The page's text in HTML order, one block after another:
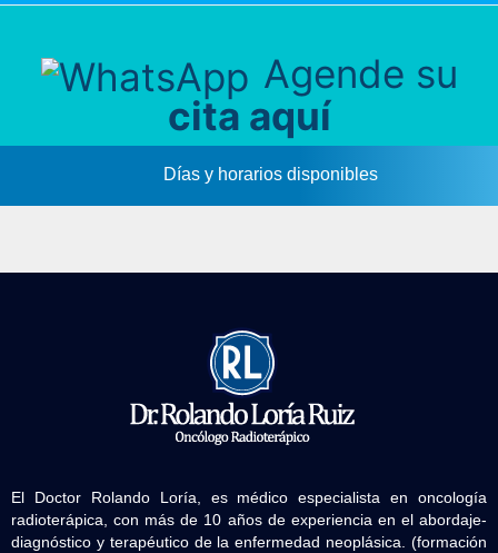
Agende su
cita aquí
Días y horarios disponibles
El Doctor Rolando Loría, es médico especialista en oncología
radioterápica, con más de 10 años de experiencia en el abordaje-
diagnóstico y terapéutico de la enfermedad neoplásica. (formación